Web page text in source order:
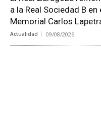
a la Real Sociedad B en
Memorial Carlos
Actualidad 09/08/2026